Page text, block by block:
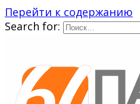
Перейти к содержанию
Search for: